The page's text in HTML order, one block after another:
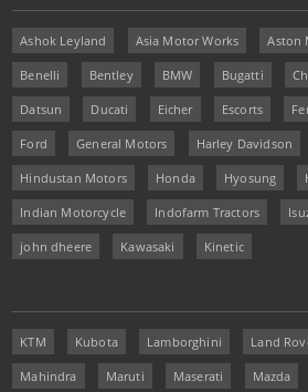
Ashok Leyland Asia Motor Works Aston
Benelli Bentley BMW Bugatti
Datsun Ducati Eicher Escorts
Ford General Motors Harley Davidson
Hindustan Motors Honda Hyosung
Indian Motorcycle Indofarm Tractors
john dheere Kawasaki Kinetic
KTM Kubota Lamborghini Land
Mahindra Maruti Maserati Mazda